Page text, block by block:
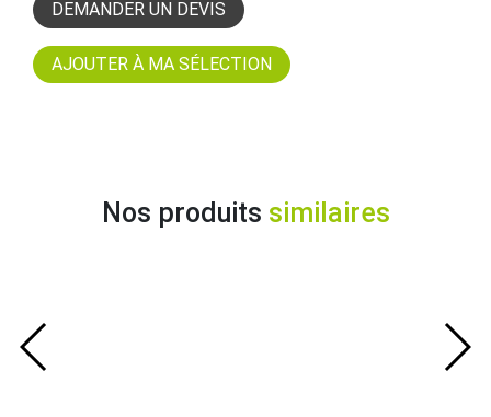
DEMANDER UN DEVIS
Nos produits similaires